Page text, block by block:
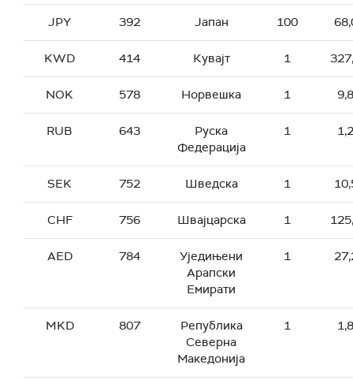
JPY 392 Јапан 100
KWD 414 Кувајт 1
NOK 578 Норвешка 1
RUB 643
Руска
Федерација
1
SEK 752 Шведска 1
CHF 756 Швајцарска 1
AED 784
Уједињени
Арапски
Емирати
1
MKD 807
Република
Северна
Македонија
1